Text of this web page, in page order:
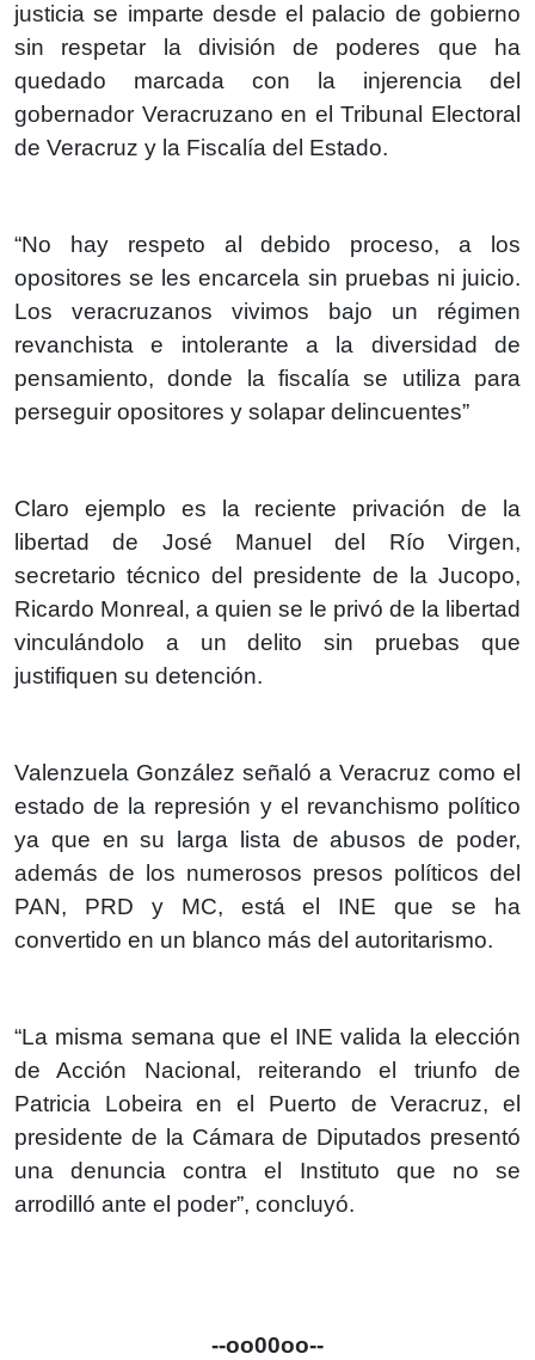
justicia se imparte desde el palacio de gobierno
sin respetar la división de poderes que ha
quedado marcada con la injerencia del
gobernador Veracruzano en el Tribunal Electoral
de Veracruz y la Fiscalía del Estado.
“No hay respeto al debido proceso, a los
opositores se les encarcela sin pruebas ni juicio.
Los veracruzanos vivimos bajo un régimen
revanchista e intolerante a la diversidad de
pensamiento, donde la fiscalía se utiliza para
perseguir opositores y solapar delincuentes”
Claro ejemplo es la reciente privación de la
libertad de José Manuel del Río Virgen,
secretario técnico del presidente de la Jucopo,
Ricardo Monreal, a quien se le privó de la libertad
vinculándolo a un delito sin pruebas que
justifiquen su detención.
Valenzuela González señaló a Veracruz como el
estado de la represión y el revanchismo político
ya que en su larga lista de abusos de poder,
además de los numerosos presos políticos del
PAN, PRD y MC, está el INE que se ha
convertido en un blanco más del autoritarismo.
“La misma semana que el INE valida la elección
de Acción Nacional, reiterando el triunfo de
Patricia Lobeira en el Puerto de Veracruz, el
presidente de la Cámara de Diputados presentó
una denuncia contra el Instituto que no se
arrodilló ante el poder”, concluyó.
--oo00oo--